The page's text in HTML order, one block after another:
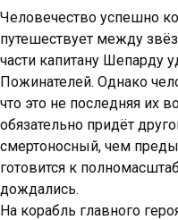
Человечество успешно
путешествует между
части капитану Шепарду
Пожинателей. Однако
что это не последняя их
обязательно придёт
смертоносный, чем
готовится к
дождались.
На корабль главного